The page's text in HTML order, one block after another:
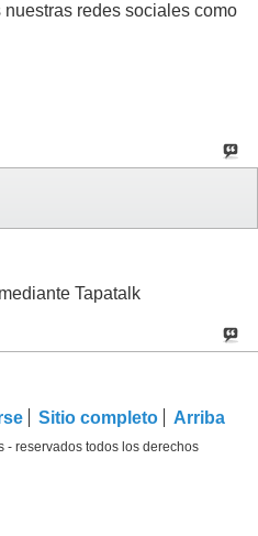
redes sociales como
Tapatalk
Sitio completo Arriba
- reservados todos los derechos